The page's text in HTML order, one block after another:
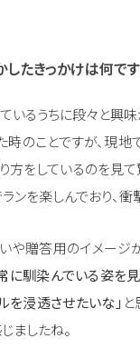
たきっかけは何で
いるうちに段々と興味
時のことですが、現地
方をしているのを見て
ンを楽しんでおり、
や贈答用のイメージ
に馴染んでいる姿を見
を浸透させたいな」
ましたね。